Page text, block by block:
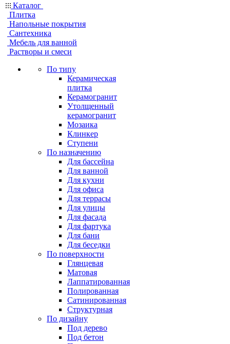
Каталог
Плитка
Напольные покрытия
Сантехника
Мебель для ванной
Растворы и смеси
По типу
Керамическая
плитка
Керамогранит
Утолщенный
керамогранит
Мозаика
Клинкер
Ступени
По назначению
Для бассейна
Для ванной
Для кухни
Для офиса
Для террасы
Для улицы
Для фасада
Для фартука
Для бани
Для беседки
По поверхности
Глянцевая
Матовая
Лаппатированная
Полированная
Сатинированная
Структурная
По дизайну
Под дерево
Под бетон